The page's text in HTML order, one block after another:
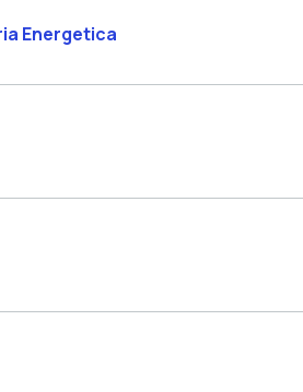
Energetica